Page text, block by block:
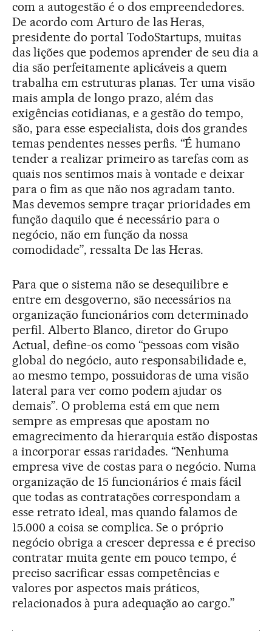
com a autogestão é o dos empreendedores.
De acordo com Arturo de las Heras,
presidente do portal TodoStartups, muitas
das lições que podemos aprender de seu dia a
dia são perfeitamente aplicáveis a quem
trabalha em estruturas planas. Ter uma visão
mais ampla de longo prazo, além das
exigências cotidianas, e a gestão do tempo,
são, para esse especialista, dois dos grandes
temas pendentes nesses perfis. “É humano
tender a realizar primeiro as tarefas com as
quais nos sentimos mais à vontade e deixar
para o fim as que não nos agradam tanto.
Mas devemos sempre traçar prioridades em
função daquilo que é necessário para o
negócio, não em função da nossa
comodidade”, ressalta De las Heras.
Para que o sistema não se desequilibre e
entre em desgoverno, são necessários na
organização funcionários com determinado
perfil. Alberto Blanco, diretor do Grupo
Actual, define-os como “pessoas com visão
global do negócio, auto responsabilidade e,
ao mesmo tempo, possuidoras de uma visão
lateral para ver como podem ajudar os
demais”. O problema está em que nem
sempre as empresas que apostam no
emagrecimento da hierarquia estão dispostas
a incorporar essas raridades. “Nenhuma
empresa vive de costas para o negócio. Numa
organização de 15 funcionários é mais fácil
que todas as contratações correspondam a
esse retrato ideal, mas quando falamos de
15.000 a coisa se complica. Se o próprio
negócio obriga a crescer depressa e é preciso
contratar muita gente em pouco tempo, é
preciso sacrificar essas competências e
valores por aspectos mais práticos,
relacionados à pura adequação ao cargo.”